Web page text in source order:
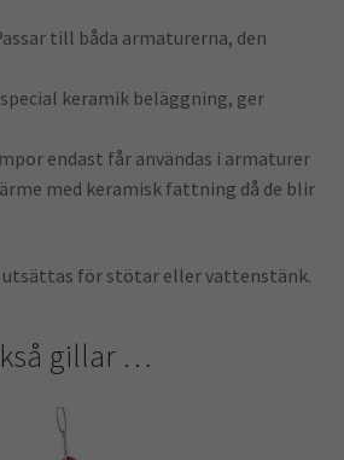
till båda armaturerna, den
keramik beläggning, ger
endast får användas i armaturer
med keramisk fattning då de blir
för stötar eller vattenstänk.
gillar …